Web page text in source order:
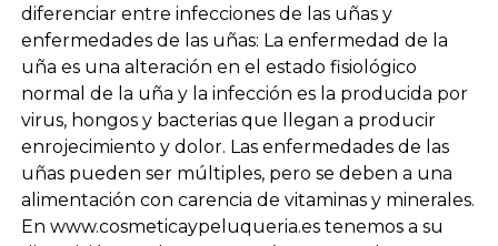
diferenciar entre infecciones de las uñas y
enfermedades de las uñas: La enfermedad de la
uña es una alteración en el estado fisiológico
normal de la uña y la infección es la producida por
virus, hongos y bacterias que llegan a producir
enrojecimiento y dolor. Las enfermedades de las
uñas pueden ser múltiples, pero se deben a una
alimentación con carencia de vitaminas y minerales.
En www.cosmeticaypeluqueria.es tenemos a su